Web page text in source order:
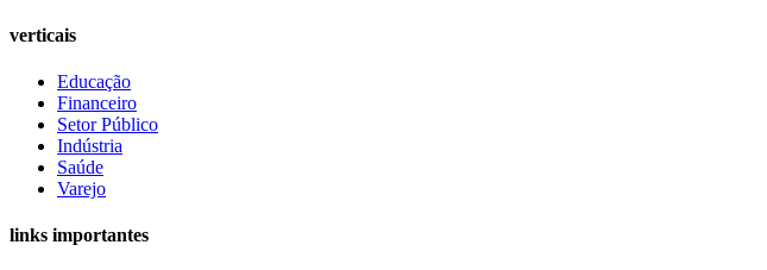
verticais
Educação
Financeiro
Setor Público
Indústria
Saúde
Varejo
links importantes